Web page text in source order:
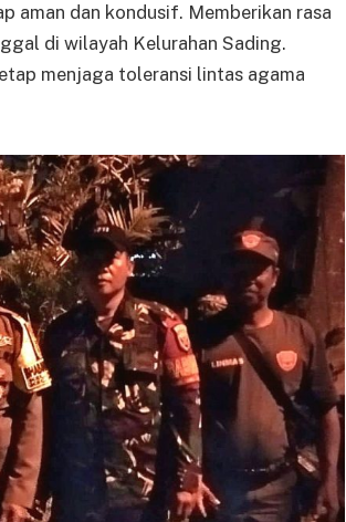
aman dan kondusif. Memberikan rasa
di wilayah Kelurahan Sading.
menjaga toleransi lintas agama